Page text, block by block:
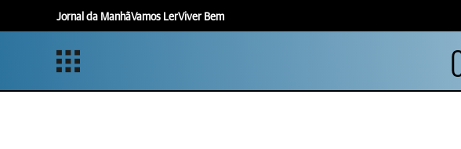
Jornal da ManhãVamos LerViver Bem